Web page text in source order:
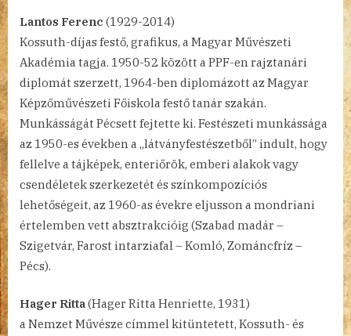
Lantos Ferenc (1929-2014)
Kossuth-díjas festő, grafikus, a Magyar Művészeti
Akadémia tagja. 1950-52 között a PPF-en rajztanári
diplomát szerzett, 1964-ben diplomázott az Magyar
Képzőművészeti Főiskola festő tanár szakán.
Munkásságát Pécsett fejtette ki. Festészeti munkássága
az 1950-es években a „látványfestészetből” indult, hogy
fellelve a tájképek, enteriőrök, emberi alakok vagy
csendéletek szerkezetét és színkompozíciós
lehetőségeit, az 1960-as évekre eljusson a mondriani
értelemben vett absztrakcióig (Szabad madár –
Szigetvár, Farost intarziafal – Komló, Zománcfríz –
Pécs).
Hager Ritta(Hager Ritta Henriette, 1931)
a Nemzet Művésze címmel kitüntetett, Kossuth- és